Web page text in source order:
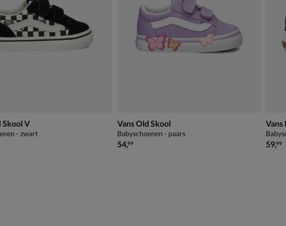
Skool V
- zwart
Vans Old Skool
Babyschoenen - paars
€ 54,99
54,99
Vans
€
59,99